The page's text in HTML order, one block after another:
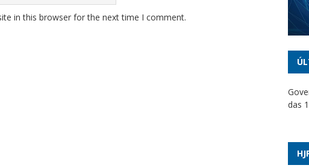
in this browser for the next time I comment.
das